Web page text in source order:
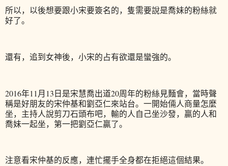
所以，以後想要跟小宋要簽名的，隻需要說是喬妹的粉絲就
好了。
還有，追到女神後，小宋的占有欲還是蠻強的。
2016年11月13日是宋慧喬出道20周年的粉絲見麵會，當時聲
稱是好朋友的宋仲基和劉亞仁來站台。一開始倆人商量怎麼
坐，主持人說剪刀石頭布吧，輸的人自己坐沙發，贏的人和
喬妹一起坐，第一把劉亞仁贏了。
注意看宋仲基的反應，連忙擺手全身都在拒絕這個結果。